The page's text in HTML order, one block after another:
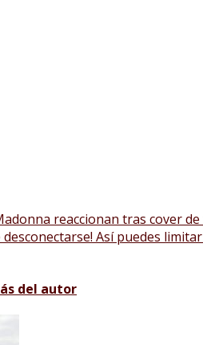
reaccionan tras cover
desconectarse! Así puedes
del autor